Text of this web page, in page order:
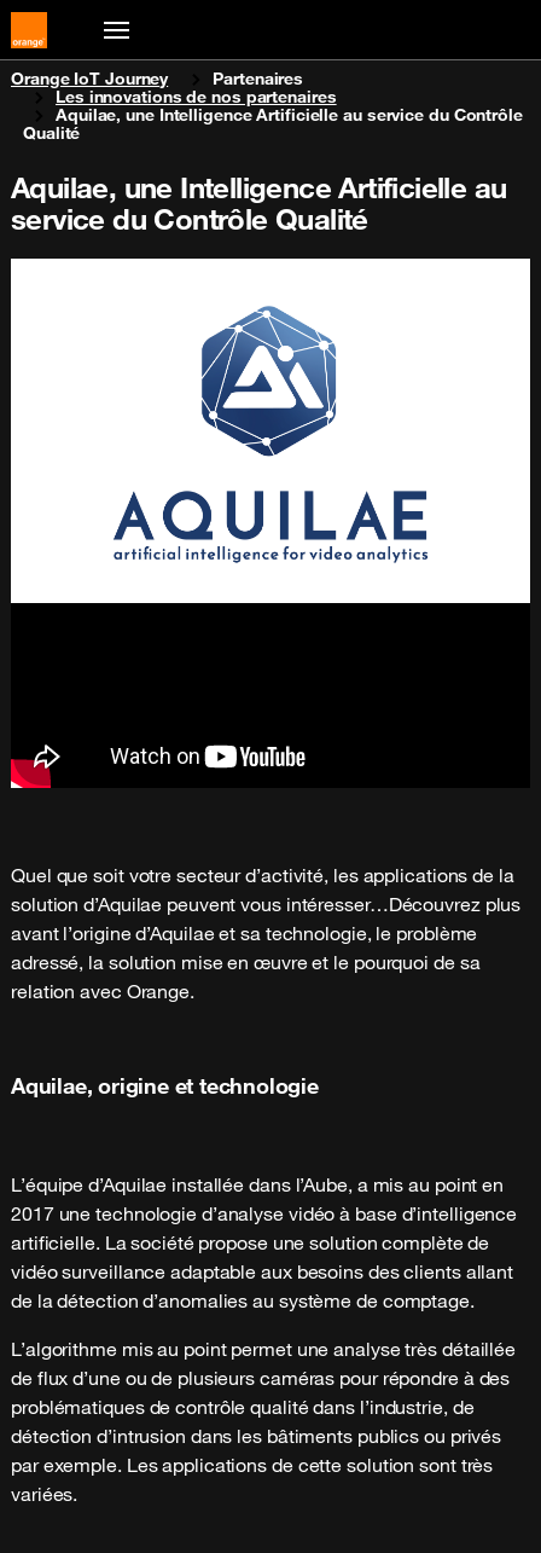
You are here:
Orange IoT Journey
Partenaires
Les innovations de nos partenaires
Aquilae, une Intelligence Artificielle au service du Contrôle
Qualité
Aquilae, une Intelligence Artificielle au
service du Contrôle Qualité
Quel que soit votre secteur d’activité, les applications de la
solution d’Aquilae peuvent vous intéresser…Découvrez plus
avant l’origine d’Aquilae et sa technologie, le problème
adressé, la solution mise en œuvre et le pourquoi de sa
relation avec Orange.
Aquilae, origine et technologie
L’équipe d’Aquilae installée dans l’Aube, a mis au point en
2017 une technologie d’analyse vidéo à base d’intelligence
artificielle. La société propose une solution complète de
vidéo surveillance adaptable aux besoins des clients allant
de la détection d’anomalies au système de comptage.
L’algorithme mis au point permet une analyse très détaillée
de flux d’une ou de plusieurs caméras pour répondre à des
problématiques de contrôle qualité dans l’industrie, de
détection d’intrusion dans les bâtiments publics ou privés
par exemple. Les applications de cette solution sont très
variées.